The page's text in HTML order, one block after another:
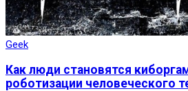
Geek
Как люди становятся
роботизации человеческого